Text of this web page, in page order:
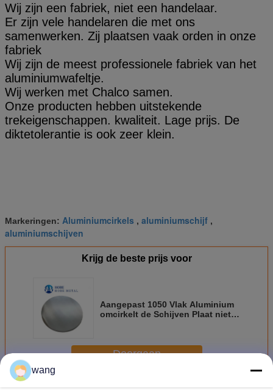
Wij zijn een fabriek, niet een handelaar.
Er zijn vele handelaren die met ons
samenwerken. Zij plaatsen vaak orden in onze
fabriek
Wij zijn de meest professionele fabriek van het
aluminiumwafeltje.
Wij werken met Chalco samen.
Onze producten hebben uitstekende
trekeigenschappen. kwaliteit. Lage prijs. De
diktetolerantie is ook zeer klein.
Markeringen: Aluminiumcirkels , aluminiumschijf ,
aluminiumschijven
Krijg de beste prijs voor
Aangepast 1050 Vlak Aluminium
omcirkelt de Schijven Plaat niet
Doorgaan
MeerDe cirkels van aluminiumschijven
wang